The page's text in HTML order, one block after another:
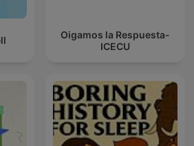
Oigamos la Respuesta-
ICECU